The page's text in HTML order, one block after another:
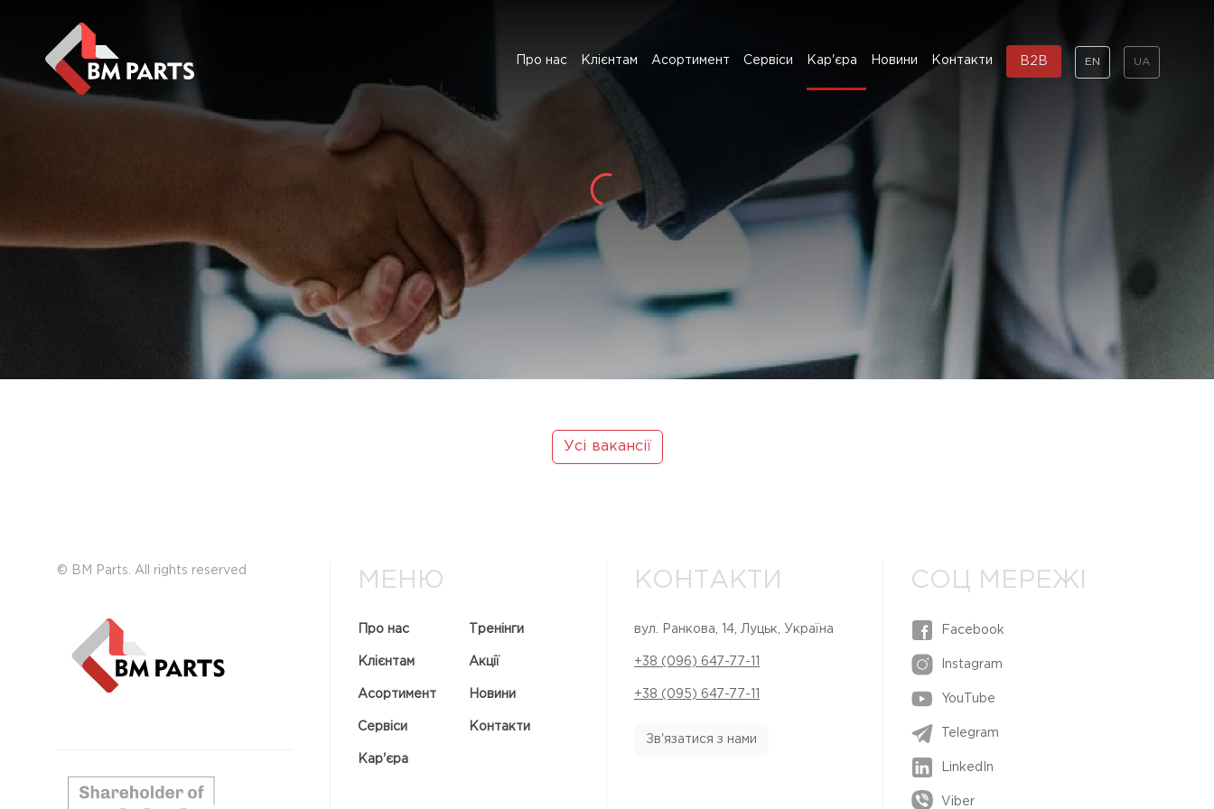
Про нас Клієнтам Асортимент Сервіси Кар'єра Новини Контакти B2B EN UA
Усі вакансії
© BM Parts. All rights reserved МЕНЮ
Про нас
Клієнтам
Асортимент
Сервіси
Кар'єра
Тренінги
Акції
Новини
Контакти
КОНТАКТИ
вул. Ранкова, 14, Луцьк, Україна
+38 (096) 647-77-11
+38 (095) 647-77-11
Зв'язатися з нами
СОЦ МЕРЕЖІ
Facebook
Instagram
YouTube
Telegram
LinkedIn
Viber